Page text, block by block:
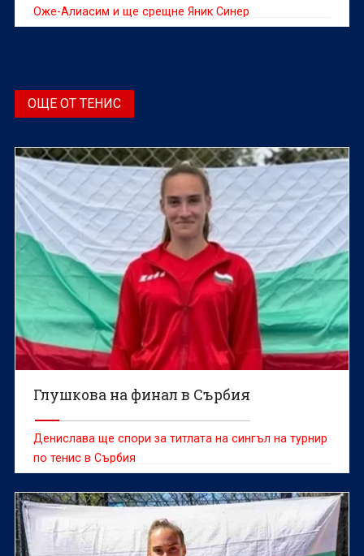
Оже-Алиасим и ще срещне Яник Синер
ОЩЕ ОТ ТЕНИС
Глушкова на финал в Сърбия
Денислава ще спори за титлата на сингъл на турнир
по тенис в Сърбия